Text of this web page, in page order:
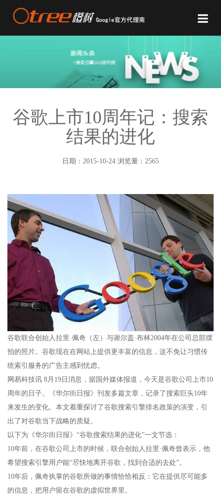
谷歌上市10周年记：搜索
结果的进化
日期：2015-10-24 浏览量：2565
谷歌联合创始人拉里·佩奇（左）与谢尔盖·布林2004年在公司总部摆
拍的照片。谷歌现在在网站上提供更丰富的信息，这不免让习惯传
统索引服务的广告主感到忧虑。
网易科技讯 8月19日消息，据国外媒体报道，今天是谷歌公司上市10
周年的日子。《华尔街日报》刊发多篇文章，记录了搜索巨头10年
来发生的变化。本文着重探讨了谷歌搜索引擎排名政策的演变，引
出了对谷歌当下战略的质疑。
以下为《华尔街日报》“谷歌搜索结果的进化”一文节选：
10年前，在谷歌公司上市的时候，联合创始人拉里·佩奇曾表示，他
希望搜索引擎用户能“尽快地离开谷歌，找到合适的去处”。
10年后，佩奇执掌的谷歌所做的事情恰恰相反：它在提供尽可能多
的信息，把用户留在谷歌的虚拟世界里。